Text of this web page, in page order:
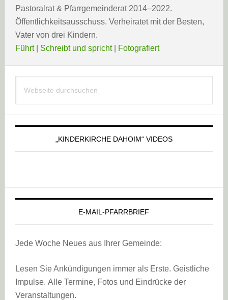
Pastoralrat & Pfarrgemeinderat 2014–2022.
Öffentlichkeitsausschuss. Verheiratet mit der Besten,
Vater von drei Kindern.
Führt| Schreibt und spricht| Fotografiert
Haupt-
Sidebar
durchsuchen
„KINDERKIRCHE DAHOIM“ VIDEOS
E-MAIL-PFARRBRIEF
Jede Woche Neues aus Ihrer Gemeinde:
Lesen Sie Ankündigungen immer als Erste. Geistliche
Impulse. Alle Termine, Fotos und Eindrücke der
Veranstaltungen.